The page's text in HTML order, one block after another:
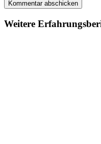
Weitere